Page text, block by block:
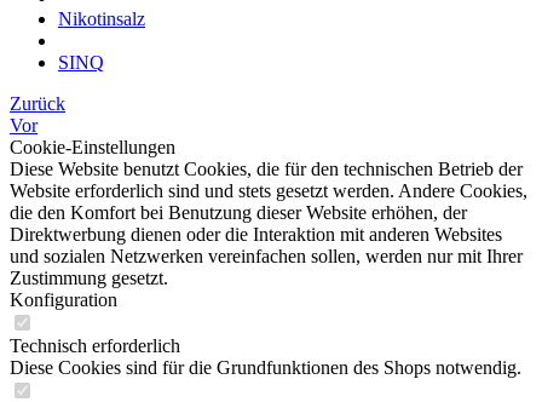
Nikotinsalz
SINQ
Zurück
Vor
Cookie-Einstellungen
Diese Website benutzt Cookies, die für den technischen Betrieb der
Website erforderlich sind und stets gesetzt werden. Andere Cookies,
die den Komfort bei Benutzung dieser Website erhöhen, der
Direktwerbung dienen oder die Interaktion mit anderen Websites
und sozialen Netzwerken vereinfachen sollen, werden nur mit Ihrer
Zustimmung gesetzt.
Konfiguration
Technisch erforderlich
Diese Cookies sind für die Grundfunktionen des Shops notwendig.